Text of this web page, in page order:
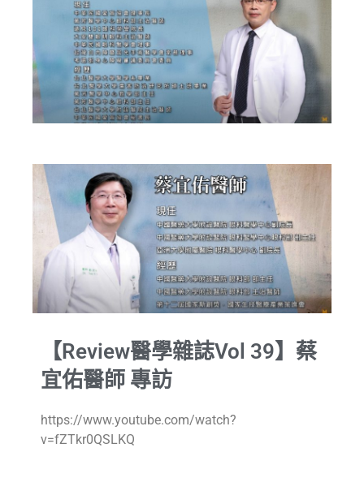
【Review醫學雜誌Vol 39】蔡
宜佑醫師 專訪
https://www.youtube.com/watch?
v=fZTkr0QSLKQ